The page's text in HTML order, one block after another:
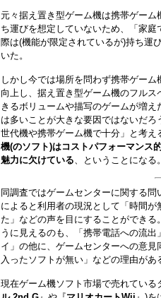
元々据え置き型ゲーム機は携帯ゲー
ち運びを想定していないため、「家
際は(機能が限定されているが)持ち運
いた。
しかし今では場所を問わず携帯ゲー
向上し、据え置き型ゲーム機のフル
きるボリュームや描写のゲームが増
は多いことが大きな要因ではないだ
世代機や携帯ゲーム機で十分」と考
機(のソフト)はコストパフォーマンス
魅力に欠けている、ということになる
同調査ではゲームセンターに関する
によると利用者の現況として「時間
た」などの声を目にすることができ
うに見えるのも、「携帯電話への流
イ」の他に、ゲームセンターへの意
入ったソフトが無い」などの理由があ
現在ゲーム機ソフト市場で売れている